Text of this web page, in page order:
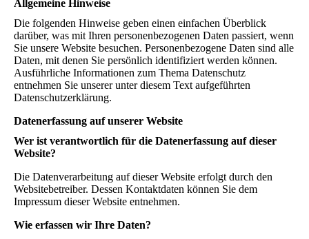
Allgemeine Hinweise
Die folgenden Hinweise geben einen einfachen Überblick
darüber, was mit Ihren personenbezogenen Daten passiert, wenn
Sie unsere Website besuchen. Personenbezogene Daten sind alle
Daten, mit denen Sie persönlich identifiziert werden können.
Ausführliche Informationen zum Thema Datenschutz
entnehmen Sie unserer unter diesem Text aufgeführten
Datenschutzerklärung.
Datenerfassung auf unserer Website
Wer ist verantwortlich für die Datenerfassung auf dieser
Website?
Die Datenverarbeitung auf dieser Website erfolgt durch den
Websitebetreiber. Dessen Kontaktdaten können Sie dem
Impressum dieser Website entnehmen.
Wie erfassen wir Ihre Daten?